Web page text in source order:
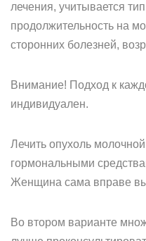
лечения, учитывается
продолжительность на
сторонних болезней,
Внимание! Подход к
индивидуален.
Лечить опухоль
гормональными
Женщина сама вправе
Во втором варианте